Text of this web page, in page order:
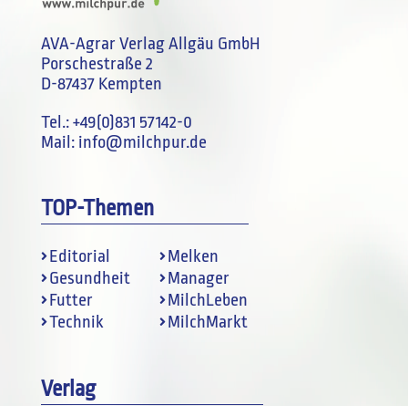
AVA-Agrar Verlag Allgäu GmbH
Porschestraße 2
D-87437 Kempten
Tel.:+49(0)831 57142-0
Mail: info@milchpur.de
TOP-Themen
Editorial
Gesundheit
Futter
Technik
Melken
Manager
MilchLeben
MilchMarkt
Verlag